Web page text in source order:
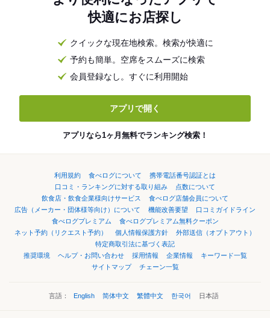
快適にお店探し
クイックな現在地検索。検索が快適に
予約も簡単。空席をスムーズに検索
会員登録なし。すぐに利用開始
アプリで開く
アプリなら1ヶ月無料でランキング検索！
利用規約 食べログについて
携帯電話番号認証とは
口コミ・ランキングに対する取り組み
点数について
飲食店・飲食企業様向けサービス
食べログ店舗会員について
広告（メーカー・団体様等向け）について
機能改善要望
口コミガイドライン
食べログプレミアム
食べログプレミアム無料クーポン
ネット予約（リクエスト予約）
個人情報保護方針
外部送信（オプトアウト）
特定商取引法に基づく表記
推奨環境
ヘルプ・お問い合わせ 採用情報 企業情報
キーワード一覧
サイトマップ
チェーン一覧
言語： English 简体中文 繁體中文 한국어 日本語